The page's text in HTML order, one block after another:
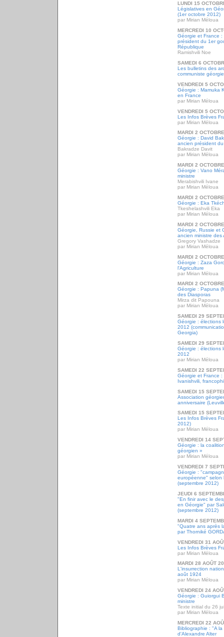
LUNDI 15
Législatives en
(1er octobre 2012)
par Mirian Méloua
MERCREDI 10
Géorgie et France :
président du 1er
République
Ramishvili Noe
SAMEDI 6
Les bulletins des
communiste
VENDREDI 5
Géorgie : Mamuka
en France
par Mirian Méloua
VENDREDI 5
Les Infos Brèves
par Mirian Méloua
MARDI 2
Géorgie : David
ancien président
Bakradze Davit
par Mirian Méloua
MARDI 2
Géorgie : Vano
ministre
Merabishvili Ivane
par Mirian Méloua
MARDI 2
Géorgie : Eka
Tkeshelashvili Eka
par Mirian Méloua
MARDI 2
Géorgie, Russie et
ancien ministre des
Gregory Vashadze
par Mirian Méloua
MARDI 2
Géorgie : Zaza
l'Agriculture
par Mirian Méloua
MARDI 2
Géorgie : Papuna
des Diasporas
Mirza dit Papouna
par Mirian Méloua
SAMEDI 29
Géorgie : élections
2012
Georgia)
SAMEDI 29
Géorgie : élections
2012
par Mirian Méloua
SAMEDI 22
Géorgie et France :
Ivanishvili,
SAMEDI 15
Association
anniversaire
SAMEDI 15
Les Infos Brèves
2012)
par Mirian Méloua
VENDREDI 14
Géorgie : la
géorgien »
par Mirian Méloua
VENDREDI 7
Géorgie :
européenne" selon
(septembre 2012)
JEUDI 6
"En finir avec le
en Géorgie" par
(septembre 2012)
MARDI 4
"Quatre ans après
par Thorniké
VENDREDI 31
Les Infos Brèves
par Mirian Méloua
MARDI 28 AOÛT
L'insurrection
août 1924
par Mirian Méloua
VENDREDI 24
Géorgie : Guiorgui
ministre
Texte initial du 26
par Mirian Méloua
MERCREDI 22
Bibliographie : "A
d'Alexandre Alter